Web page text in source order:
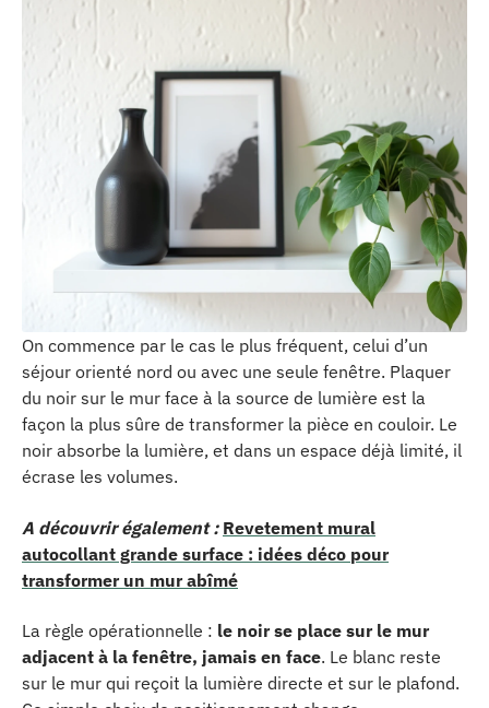
On commence par le cas le plus fréquent, celui d’un
séjour orienté nord ou avec une seule fenêtre. Plaquer
du noir sur le mur face à la source de lumière est la
façon la plus sûre de transformer la pièce en couloir. Le
noir absorbe la lumière, et dans un espace déjà limité, il
écrase les volumes.
A découvrir également : Revetement mural
autocollant grande surface : idées déco pour
transformer un mur abîmé
La règle opérationnelle : le noir se place sur le mur
adjacent à la fenêtre, jamais en face. Le blanc reste
sur le mur qui reçoit la lumière directe et sur le plafond.